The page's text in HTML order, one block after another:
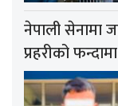
नेपाली सेनामा
प्रहरीको फन्दामा